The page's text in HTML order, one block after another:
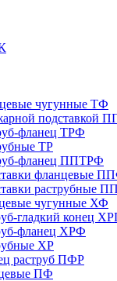
чугунные ТФ
подставкой
фланец ТРФ
ТР
фланец ППТРФ
фланцевые
раструбные
чугунные ХФ
гладкий конец
фланец ХРФ
ХР
раструб ПФР
ПФ